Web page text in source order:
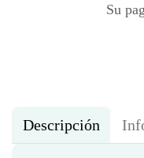
Su
Descripción